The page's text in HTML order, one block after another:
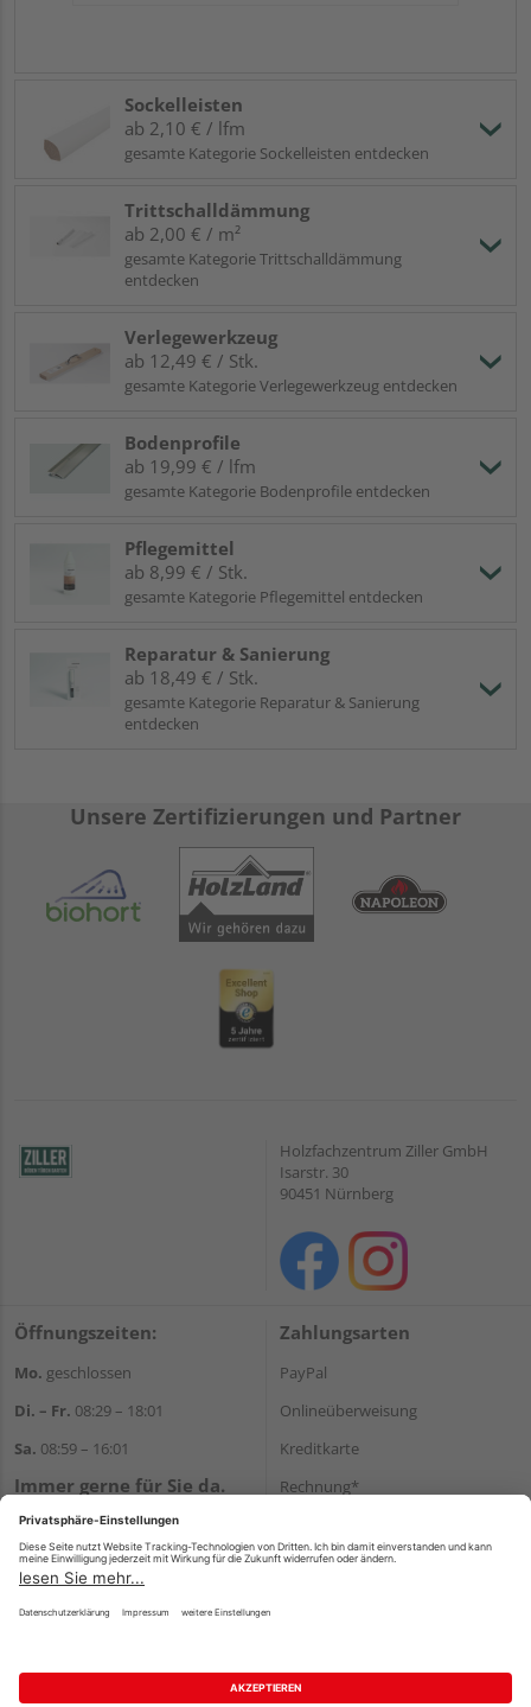
Sockelleisten
ab 2,10 € / lfm
gesamte Kategorie Sockelleisten entdecken
Trittschalldämmung
ab 2,00 € / m²
gesamte Kategorie Trittschalldämmung
entdecken
Verlegewerkzeug
ab 12,49 € / Stk.
gesamte Kategorie Verlegewerkzeug entdecken
Bodenprofile
ab 19,99 € / lfm
gesamte Kategorie Bodenprofile entdecken
Pflegemittel
ab 8,99 € / Stk.
gesamte Kategorie Pflegemittel entdecken
Reparatur & Sanierung
ab 18,49 € / Stk.
gesamte Kategorie Reparatur & Sanierung
entdecken
Unsere Zertifizierungen und Partner
Holzfachzentrum Ziller GmbH
Isarstr. 30
90451 Nürnberg
Öffnungszeiten:
Mo. geschlossen
Di. – Fr. 08:29 – 18:01
Sa. 08:59 – 16:01
Immer gerne für Sie da.
E-Mail:kontakt@holzziller.de
Zahlungsarten
PayPal
Onlineüberweisung
Kreditkarte
Rechnung*
Versand
Impressum AGB Widerruf
Datenschutz